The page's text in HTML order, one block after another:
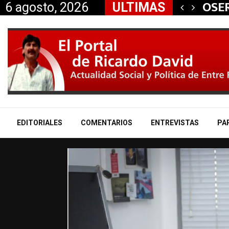
6 agosto, 2026 ULTIMAS
aliados a la…
EDITORIALES COMENTARIOS ENTREVISTAS